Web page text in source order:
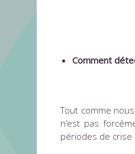
Comment
Tout comme
n’est pas
périodes de crise